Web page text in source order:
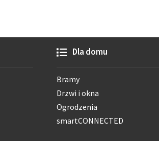
Dla domu
Bramy
Drzwi i okna
Ogrodzenia
smartCONNECTED